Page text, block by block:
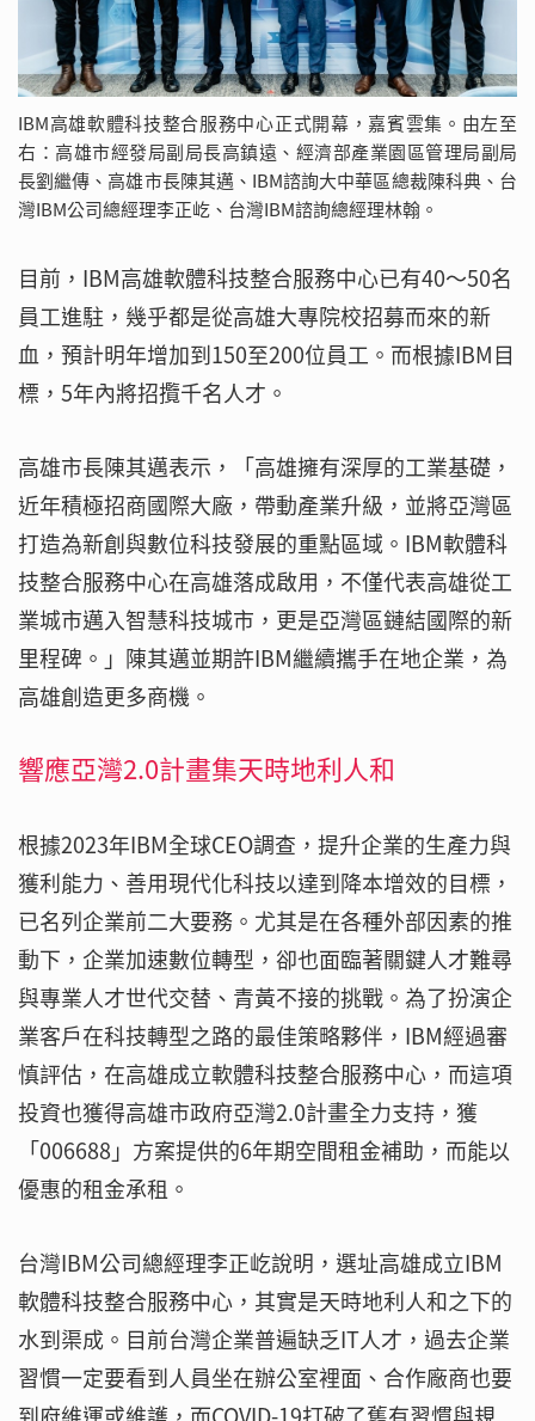
IBM高雄軟體科技整合服務中心正式開幕，嘉賓雲集。由左至
右：高雄市經發局副局長高鎮遠、經濟部產業園區管理局副局
長劉繼傳、高雄市長陳其邁、IBM諮詢大中華區總裁陳科典、台
灣IBM公司總經理李正屹、台灣IBM諮詢總經理林翰。
目前，IBM高雄軟體科技整合服務中心已有40～50名
員工進駐，幾乎都是從高雄大專院校招募而來的新
血，預計明年增加到150至200位員工。而根據IBM目
標，5年內將招攬千名人才。
高雄市長陳其邁表示，「高雄擁有深厚的工業基礎，
近年積極招商國際大廠，帶動產業升級，並將亞灣區
打造為新創與數位科技發展的重點區域。IBM軟體科
技整合服務中心在高雄落成啟用，不僅代表高雄從工
業城市邁入智慧科技城市，更是亞灣區鏈結國際的新
里程碑。」陳其邁並期許IBM繼續攜手在地企業，為
高雄創造更多商機。
響應亞灣2.0計畫集天時地利人和
根據2023年IBM全球CEO調查，提升企業的生產力與
獲利能力、善用現代化科技以達到降本增效的目標，
已名列企業前二大要務。尤其是在各種外部因素的推
動下，企業加速數位轉型，卻也面臨著關鍵人才難尋
與專業人才世代交替、青黃不接的挑戰。為了扮演企
業客戶在科技轉型之路的最佳策略夥伴，IBM經過審
慎評估，在高雄成立軟體科技整合服務中心，而這項
投資也獲得高雄市政府亞灣2.0計畫全力支持，獲
「006688」方案提供的6年期空間租金補助，而能以
優惠的租金承租。
台灣IBM公司總經理李正屹說明，選址高雄成立IBM
軟體科技整合服務中心，其實是天時地利人和之下的
水到渠成。目前台灣企業普遍缺乏IT人才，過去企業
習慣一定要看到人員坐在辦公室裡面、合作廠商也要